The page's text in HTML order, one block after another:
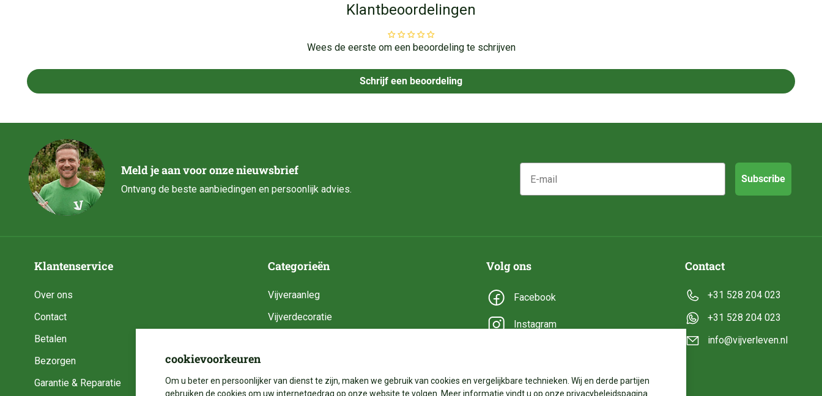
Klantbeoordelingen
Wees de eerste om een beoordeling te schrijven
Schrijf een beoordeling
Meld je aan voor onze nieuwsbrief
Ontvang de beste aanbiedingen en persoonlijk advies.
E-mail
Subscribe
Klantenservice
Over ons
Contact
Betalen
Bezorgen
Garantie & Reparatie
Categorieën
Vijveraanleg
Vijverdecoratie
Vijverbenodigdheden
Volg ons
Facebook
Instagram
Contact
+31 528 204 023
+31 528 204 023
info@vijverleven.nl
cookievoorkeuren
Om u beter en persoonlijker van dienst te zijn, maken we gebruik van cookies en vergelijkbare technieken. Wij en derde partijen
gebruiken de cookies om uw internetgedrag op onze website te volgen. Meer informatie vindt u op onze privacybeleidspagina.